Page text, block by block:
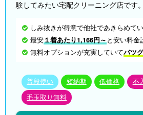
験してみたい宅配クリーニング店です。
しみ抜きが得意で他社であきらめて
最安１着あたり1,166円～ と安い料金
無料オプションが充実していてバツ
普段使い 短納期 低価格 不
毛玉取り無料